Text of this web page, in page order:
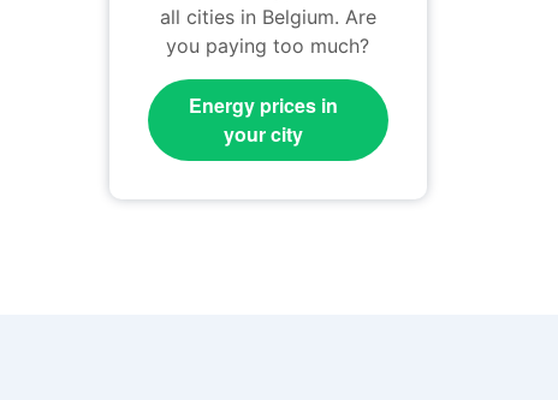
all cities in Belgium. Are
you paying too much?
Energy prices in
your city